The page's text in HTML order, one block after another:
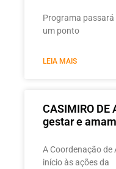
Programa passará
um ponto
LEIA MAIS
CASIMIRO DE
gestar e
A Coordenação de
início às ações da